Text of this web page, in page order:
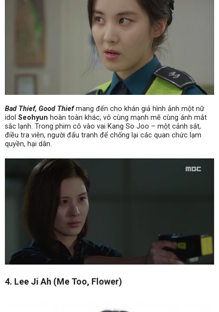
Bad Thief, Good Thief mang đến cho khán giả hình ảnh một nữ
idol Seohyun hoàn toàn khác, vô cùng mạnh mẽ cùng ánh mắt
sắc lạnh. Trong phim cô vào vai Kang So Joo – một cảnh sát,
điều tra viên, người đấu tranh để chống lại các quan chức lạm
quyền, hại dân.
4. Lee Ji Ah (Me Too, Flower)